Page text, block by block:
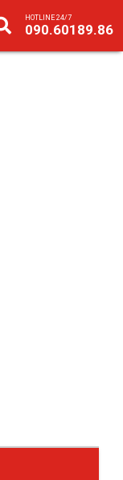
HOTLINE 24/7
090.60189.86